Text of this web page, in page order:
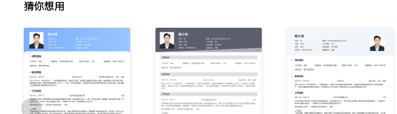
对高频缺陷，主导制作缺陷实物样板并培训检验员；优化检验流程与记录表单，使得平均
5.质量问题处理：主导处理供应商来料及客户端反馈的质量问题，运用8D报告格式要求供
应商分析根本原因；组织内部团队评审供应商纠正措施的有效性，并前往供应商现场验证
措施落地情况；通过严格的问题闭环管理，将重复性质量问题的发生率降低了XXX%。
6.绩效评估：建立并维护供应商质量绩效评价体系，按月/季度统计来料批次合格率、问题
响应及时率等关键指标；组织季度供应商质量评审会议，向采购与高层汇报供应商表现；
依据绩效结果推动供应商实施改进项目XXX个，淘汰绩效末位供应商X家。
7.持续改进：识别供应链质量瓶颈，发起质量改进项目；推动关键供应商导入SPC统计过
猜你想用